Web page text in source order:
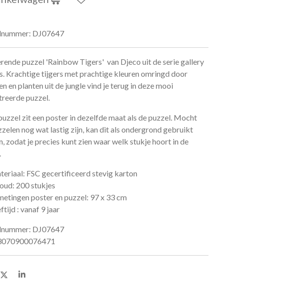
DJ07647
puzzel 'Rainbow Tigers' van Djeco uit de serie gallery
Krachtige tijgers met prachtige kleuren omringd door
en planten uit de jungle vind je terug in deze mooi
puzzel.
zit een poster in dezelfde maat als de puzzel. Mocht
nog wat lastig zijn, kan dit als ondergrond gebruikt
zodat je precies kunt zien waar welk stukje hoort in de
FSC gecertificeerd stevig karton
200 stukjes
poster en puzzel: 97 x 33 cm
: vanaf 9 jaar
DJ07647
D
S